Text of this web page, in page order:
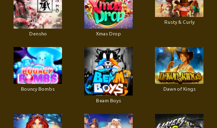
Densho Xmas Drop
Rusty & Curly
Bouncy Bombs
Beam Boys
Dawn of Kings